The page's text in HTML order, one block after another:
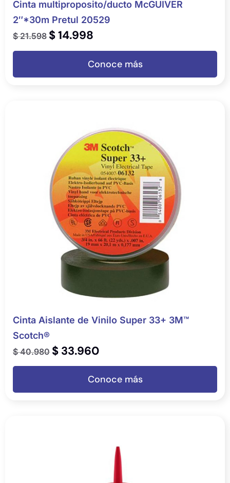
Cinta multiproposito/ducto McGUIVER
2″*30m Pretul 20529
$21.598 $14.998
Conoce más
Cinta Aislante de Vinilo Super 33+ 3M™
Scotch®
$40.980 $ 33.960
Conoce más